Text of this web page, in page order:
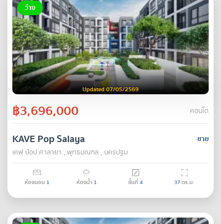
ว่าง
Updated 07/05/2569
฿3,696,000 คอนโด
ขาย
KAVE Pop Salaya
เคฟ ป๊อป ศาลายา , พุทธมณฑล , นครปฐม
ห้องนอน 1 ห้องน้ำ 1 ชั้นที่4 37ตร.ม.